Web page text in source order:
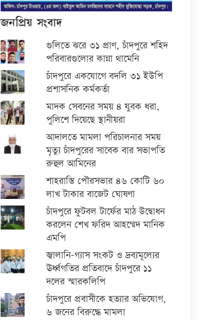
জনপ্রিয় সংবাদ
গুলিতে ঝরে ৩১ প্রাণ, চাঁদপুরে শহিদ
পরিবারগুলোর কান্না থামেনি
চাঁদপুরে একযোগে বদলি ৩১ ইউপি
প্রশাসনিক কর্মকর্তা
মাদক সেবনের সময় ৪ যুবক ধরা,
পুলিশে দিয়েছে স্থানীয়রা
আদালতে মামলা পরিচালনার সময়
মৃত্যু চাঁদপুরের সাবেক বার সভাপতি
রুহুল আমিনের
শাহরাস্তি পৌরসভার ৪৬ কোটি ৬০
লাখ টাকার বাজেট ঘোষণা
চাঁদপুরে ফুটবল টার্ফের মাঠ উদ্বোধন
করলেন শেখ ফরিদ আহম্মেদ মানিক
এমপি
জ্বালানি-গ্যাস সংকট ও দ্রব্যমূল্যের
ঊর্ধ্বগতির প্রতিবাদে চাঁদপুরে ১১
দলের স্মারকলিপি
চাঁদপুরে প্রবাসীকে হত্যার অভিযোগ,
৬ জনের বিরুদ্ধে মামলা